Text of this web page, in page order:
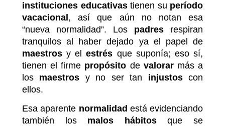
instituciones educativastienen su período
vacacional , así que aún no notan esa
“nueva normalidad”. Los padres respiran
tranquilos al haber dejado ya el papel de
maestros y elestrés que suponía; eso sí,
tienen el firme propósito de valorarmás a
los maestros y no ser tan injustoscon
ellos.
Esa aparente normalidad está evidenciando
también los malos hábitosque se